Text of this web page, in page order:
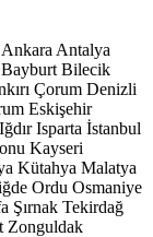
Ankara Antalya
Bayburt Bilecik
Çorum Denizli
Eskişehir
Iğdır Isparta İstanbul
Kayseri
Kütahya Malatya
Ordu Osmaniye
Şırnak Tekirdağ
Zonguldak